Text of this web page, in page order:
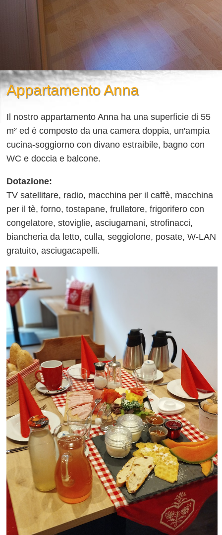
Appartamento Anna
Il nostro appartamento Anna ha una superficie di 55
m² ed è composto da una camera doppia, un'ampia
cucina-soggiorno con divano estraibile, bagno con
WC e doccia e balcone.
Dotazione:
TV satellitare, radio, macchina per il caffè, macchina
per il tè, forno, tostapane, frullatore, frigorifero con
congelatore, stoviglie, asciugamani, strofinacci,
biancheria da letto, culla, seggiolone, posate, W-LAN
gratuito, asciugacapelli.